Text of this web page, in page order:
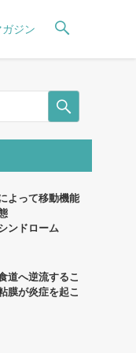
ガジン
よって移動機能
ンドローム
道へ逆流するこ
膜が炎症を起こ